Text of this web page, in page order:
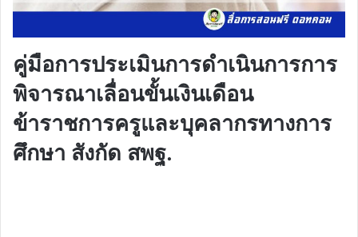
คู่มือการประเมินการดำเนินการการ
พิจารณาเลื่อนขั้นเงินเดือน
ข้าราชการครูและบุคลากรทางการ
ศึกษา สังกัด สพฐ.